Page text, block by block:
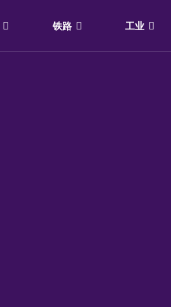
铁路 工业